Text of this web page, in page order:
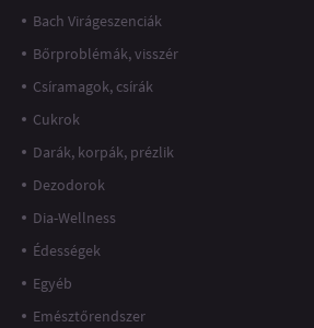
Bach Virágeszenciák
Bőrproblémák, visszér
Csíramagok, csírák
Cukrok
Darák, korpák, prézlik
Dezodorok
Dia-Wellness
Édességek
Egyéb
Emésztőrendszer